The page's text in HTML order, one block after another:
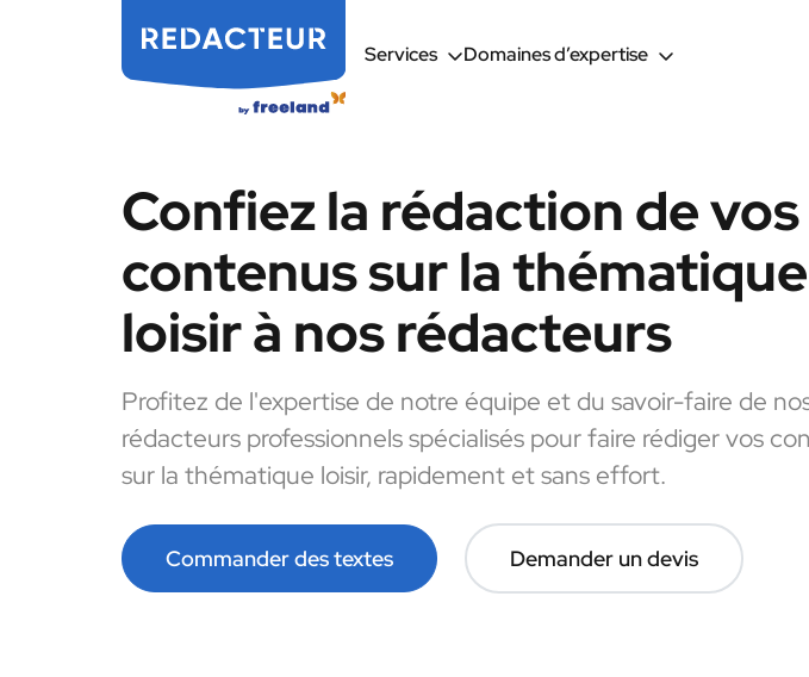
Services Domaines d’expertise
Confiez la rédaction de vos
contenus sur la thématique
loisir à nos rédacteurs
Profitez de l'expertise de notre équipe et du savoir-faire de
rédacteurs professionnels spécialisés pour faire rédiger vos
sur la thématique loisir, rapidement et sans effort.
Commander des textes Demander un devis